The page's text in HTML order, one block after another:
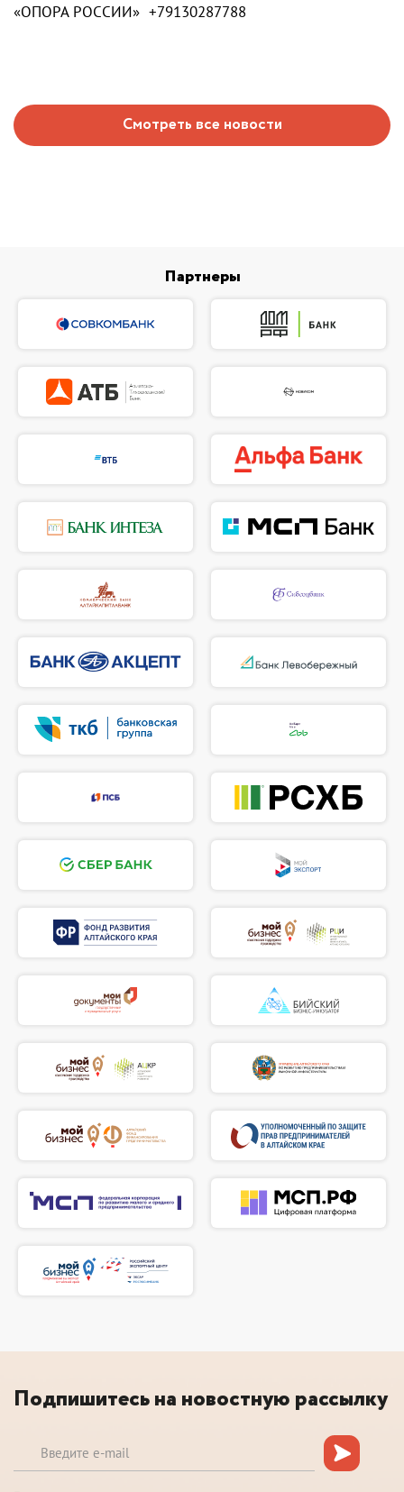
«ОПОРА РОССИИ» +79130287788
Смотреть все новости
Партнеры
Подпишитесь на новостную рассылку